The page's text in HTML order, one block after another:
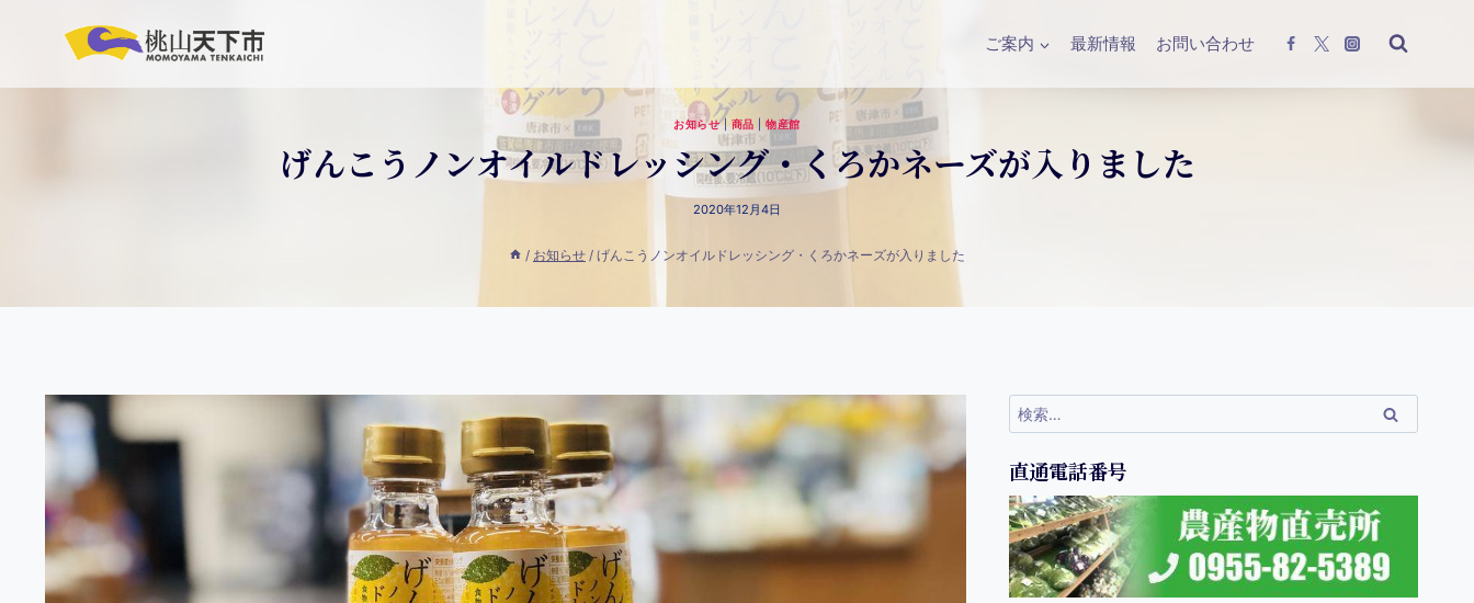
ご案内 最新情報 お問い合わせ
お知らせ|商品 |物産館
げんこうノンオイルドレッシング・くろかネーズが入りました
2020年12月4日
/ お知らせ / げんこうノンオイルドレッシング・くろかネーズが入りました
直通電話番号